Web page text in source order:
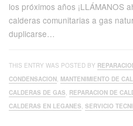
los próximos años ¡LLÁMANOS
calderas comunitarias a gas
duplicarse…
THIS ENTRY WAS POSTED BY
CONDENSACION, MANTENIMIENTO DE
CALDERAS DE GAS, REPARACION DE
CALDERAS EN LEGANES, SERVICIO